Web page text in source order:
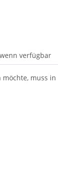
verfügbar
muss